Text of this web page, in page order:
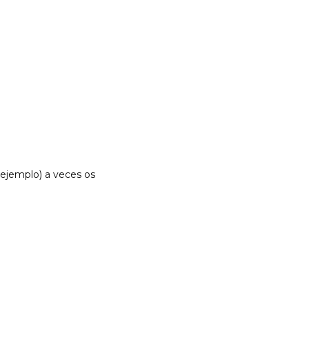
a veces os